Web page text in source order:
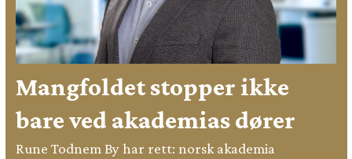
Mangfoldet stopper ikke
bare ved akademias dører
Rune Todnem By har rett: norsk akademia